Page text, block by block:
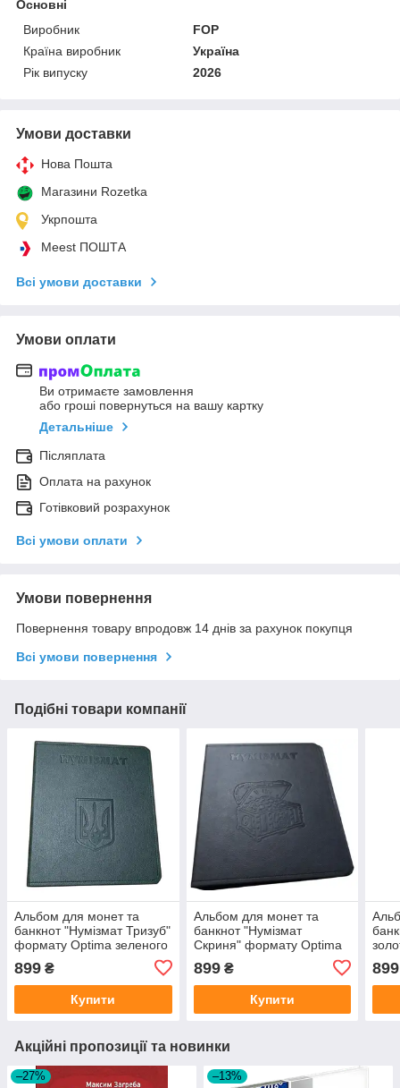
Основні
Виробник
FOP
Країна виробник
Україна
Рік випуску
2026
Умови доставки
Нова Пошта
Магазини Rozetka
Укрпошта
Meest ПОШТА
Всі умови доставки
Умови оплати
Ви отримаєте замовлення
або гроші повернуться на вашу картку
Детальніше
Післяплата
Оплата на рахунок
Готівковий розрахунок
Всі умови оплати
Умови повернення
Повернення товару впродовж 14 днів за рахунок покупця
Всі умови повернення
Подібні товари компанії
Альбом для монет та
банкнот "Нумізмат Тризуб"
формату Optima зеленого
899 ₴
Купити
Альбом для монет та
банкнот "Нумізмат
Скриня" формату Optima
899₴
Купити
899
Акційні пропозиції та новинки
–27% –13%